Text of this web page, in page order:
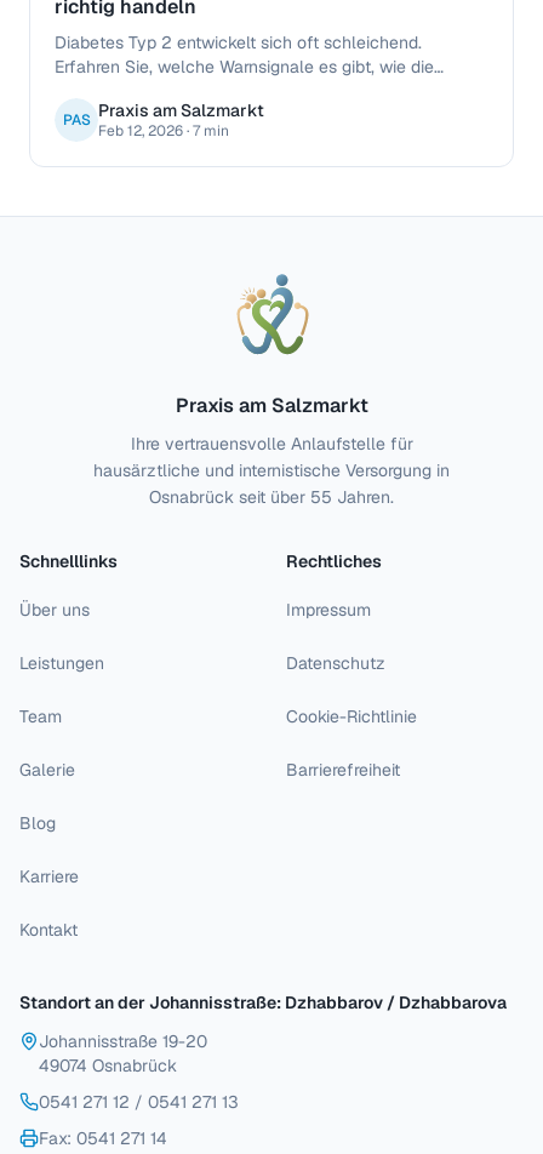
richtig handeln
Diabetes Typ 2 entwickelt sich oft schleichend.
Erfahren Sie, welche Warnsignale es gibt, wie die
Behandlungsmöglichkeiten Ihr Hausarzt bietet.
PAS Praxis am Salzmarkt
Feb 12, 2026·7 min
Praxis am Salzmarkt
Ihre vertrauensvolle Anlaufstelle für
hausärztliche und internistische Versorgung in
Osnabrück seit über 55 Jahren.
Schnelllinks
Über uns
Leistungen
Team
Galerie
Blog
Karriere
Kontakt
Rechtliches
Impressum
Datenschutz
Cookie-Richtlinie
Barrierefreiheit
Standort an der Johannisstraße: Dzhabbarov / Dzhabbarova
Johannisstraße 19-20
49074 Osnabrück
0541 271 12 / 0541 271 13
Fax: 0541 271 14